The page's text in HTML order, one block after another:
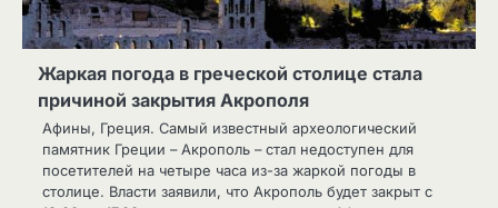
Жаркая погода в греческой столице стала
причиной закрытия Акрополя
Афины, Греция. Самый известный археологический
памятник Греции – Акрополь – стал недоступен для
посетителей на четыре часа из-за жаркой погоды в
столице. Власти заявили, что Акрополь будет закрыт с